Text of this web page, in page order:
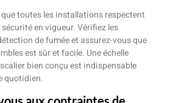
toutes les installations respectent
en vigueur. Vérifiez les
de fumée et assurez-vous que
est sûr et facile. Une échelle
bien conçu est indispensable
quotidien.